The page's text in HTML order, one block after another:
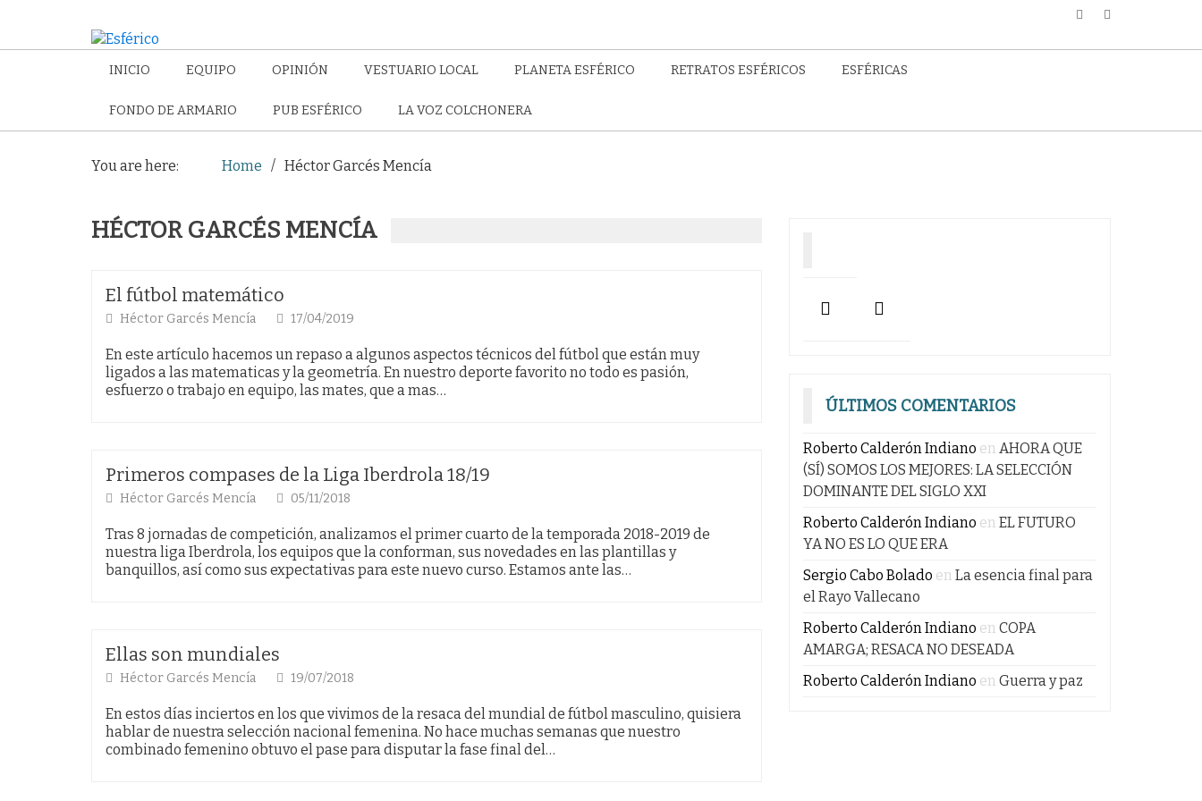
INICIO EQUIPO OPINIÓN VESTUARIO LOCAL PLANETA ESFÉRICO RETRATOS ESFÉRICOS ESFÉRICAS
FONDO DE ARMARIO PUB ESFÉRICO LA VOZ COLCHONERA
You are here: Home Héctor Garcés Mencía
HÉCTOR GARCÉS MENCÍA
El fútbol matemático
Héctor Garcés Mencía 17/04/2019
En este artículo hacemos un repaso a algunos aspectos técnicos del fútbol que están muy
ligados a las matematicas y la geometría. En nuestro deporte favorito no todo es pasión,
esfuerzo o trabajo en equipo, las mates, que a mas…
Primeros compases de la Liga Iberdrola 18/19
Héctor Garcés Mencía 05/11/2018
Tras 8 jornadas de competición, analizamos el primer cuarto de la temporada 2018-2019 de
nuestra liga Iberdrola, los equipos que la conforman, sus novedades en las plantillas y
banquillos, así como sus expectativas para este nuevo curso. Estamos ante las…
Ellas son mundiales
Héctor Garcés Mencía 19/07/2018
En estos días inciertos en los que vivimos de la resaca del mundial de fútbol masculino, quisiera
hablar de nuestra selección nacional femenina. No hace muchas semanas que nuestro
combinado femenino obtuvo el pase para disputar la fase final del…
ÚLTIMOS COMENTARIOS
Roberto Calderón Indiano en AHORA QUE
(SÍ) SOMOS LOS MEJORES: LA SELECCIÓN
DOMINANTE DEL SIGLO XXI
Roberto Calderón Indiano en EL FUTURO
YA NO ES LO QUE ERA
Sergio Cabo Bolado en La esencia final para
el Rayo Vallecano
Roberto Calderón Indiano en COPA
AMARGA; RESACA NO DESEADA
Roberto Calderón Indiano en Guerra y paz